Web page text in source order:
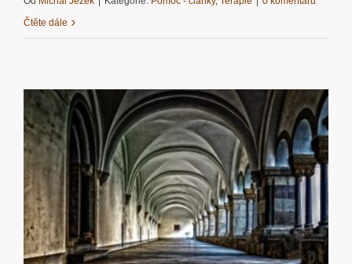
Čtěte dále